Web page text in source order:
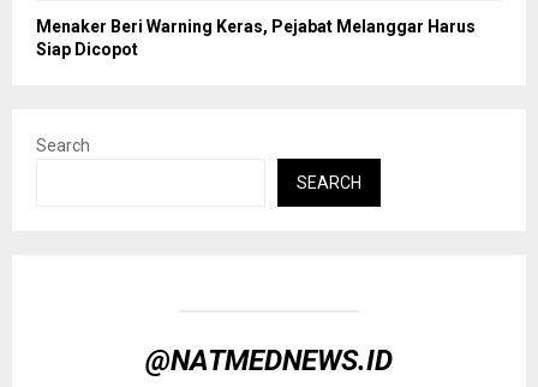
Menaker Beri Warning Keras, Pejabat Melanggar Harus
Siap Dicopot
Search
SEARCH
@NATMEDNEWS.ID